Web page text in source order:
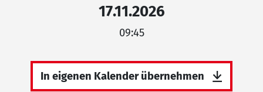
17.11.2026
09:45
In eigenen Kalender übernehmen